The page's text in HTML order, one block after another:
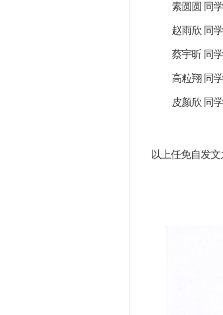
素圆圆 同
赵雨欣 同
蔡宇昕 同
高粒翔 同
皮颜欣 同
以上任免自发